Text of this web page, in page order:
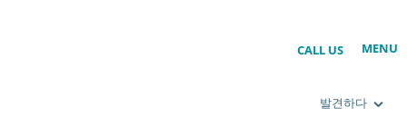
발견하다
CALL US MENU